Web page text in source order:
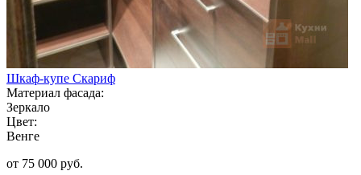
Шкаф-купе Скариф
Материал фасада:
Зеркало
Цвет:
Венге
от 75 000 руб.